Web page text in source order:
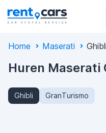
Home Maserati Ghibli
Huren Maserati
Ghibli GranTurismo